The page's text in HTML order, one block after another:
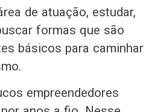
de atuação, estudar,
formas que são
básicos para caminhar
empreendedores